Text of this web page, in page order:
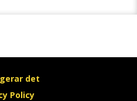
det
Policy